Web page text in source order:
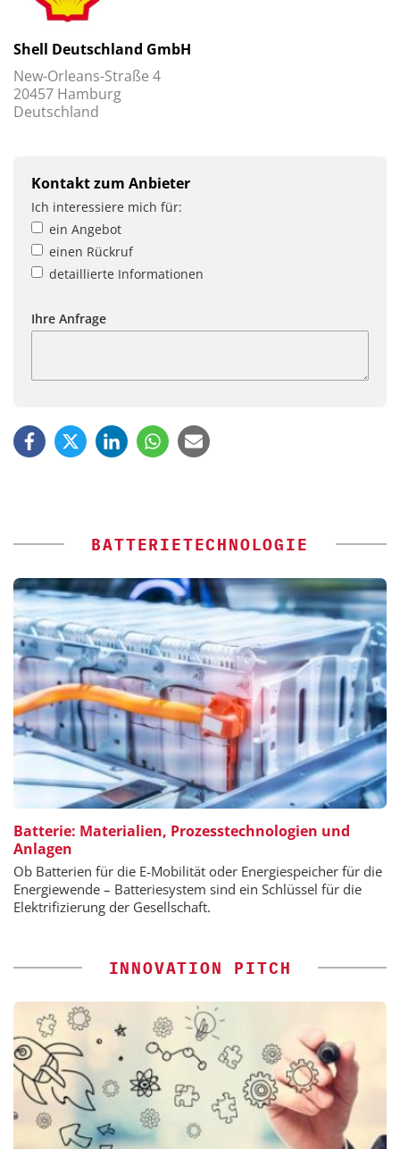
Shell Deutschland GmbH
New-Orleans-Straße 4
20457 Hamburg
Deutschland
Kontakt zum Anbieter
Ich interessiere mich für:
ein Angebot
einen Rückruf
detaillierte Informationen
Ihre Anfrage
BATTERIETECHNOLOGIE
Batterie: Materialien, Prozesstechnologien und
Anlagen
Ob Batterien für die E-Mobilität oder Energiespeicher für die
Energiewende – Batteriesystem sind ein Schlüssel für die
Elektrifizierung der Gesellschaft.
INNOVATION PITCH